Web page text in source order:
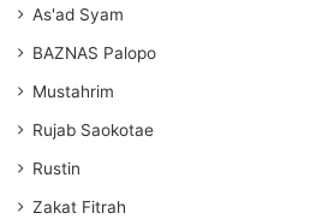
As'ad Syam
BAZNAS Palopo
Mustahrim
Rujab Saokotae
Rustin
Zakat Fitrah